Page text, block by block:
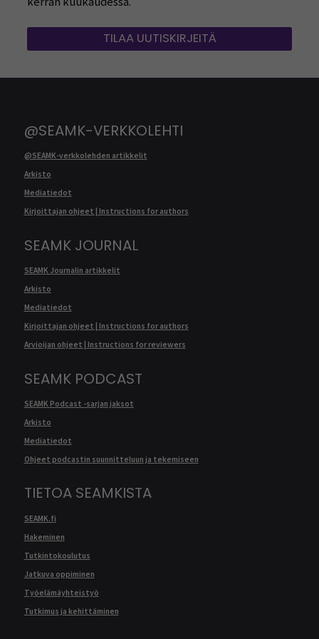
TILAA UUTISKIRJEITÄ
@SEAMK-VERKKOLEHTI
@SEAMK-verkkolehden artikkelit
Arkisto
Mediatiedot
Kirjoittajan ohjeet | Instructions for authors
SEAMK JOURNAL
SEAMK Journalin artikkelit
Arkisto
Mediatiedot
Kirjoittajan ohjeet | Instructions for authors
Arvioijan ohjeet | Instructions for reviewers
SEAMK PODCAST
SEAMK Podcast -sarjan jaksot
Arkisto
Mediatiedot
Ohjeet podcastin suunnitteluun ja tekemiseen
TIETOA SEAMKISTA
SEAMK.fi
Hakeminen
Tutkintokoulutus
Jatkuva oppiminen
Työelämäyhteistyö
Tutkimus ja kehittäminen